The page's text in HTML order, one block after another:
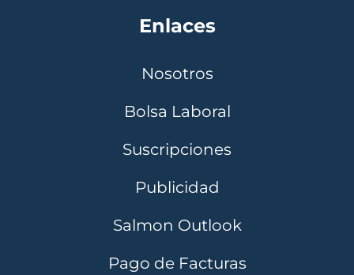
Enlaces
Nosotros
Bolsa Laboral
Suscripciones
Publicidad
Salmon Outlook
Pago de Facturas